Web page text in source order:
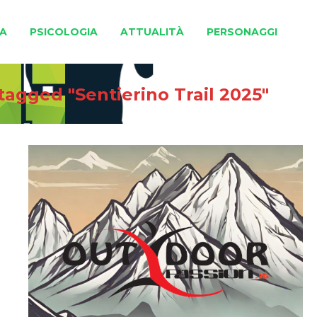
PSICOLOGIA ATTUALITÀ PERSONAGGI
"Sentierino Trail 2025"